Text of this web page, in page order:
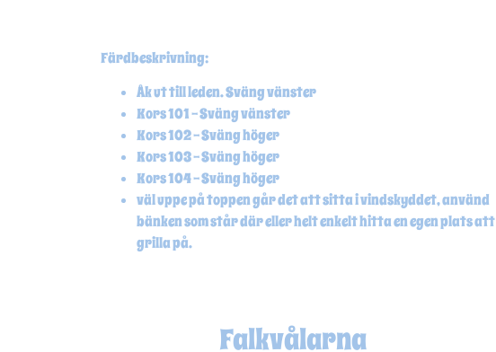
Färdbeskrivning:
Åk ut till leden. Sväng vänster
Kors 101 – Sväng vänster
Kors 102 – Sväng höger
Kors 103 – Sväng höger
Kors 104 – Sväng höger
väl uppe på toppen går det att sitta i vindskyddet, använd
bänken som står där eller helt enkelt hitta en egen plats att
grilla på.
Falkvålarna